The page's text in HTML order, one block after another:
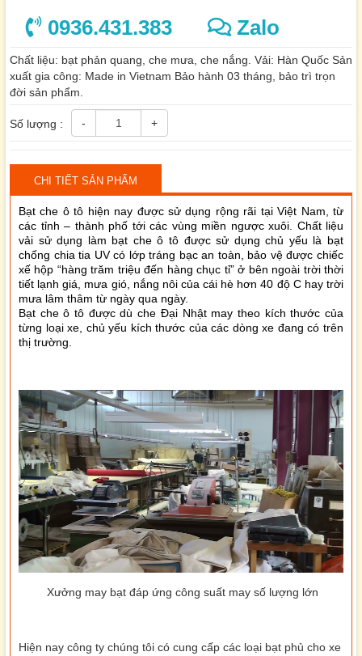
0936.431.383 Zalo
Chất liệu: bạt phản quang, che mưa, che nắng. Vải: Hàn Quốc Sản
xuất gia công: Made in Vietnam Bảo hành 03 tháng, bảo trì trọn
đời sản phẩm.
Số lượng : - +
CHI TIẾT SẢN PHẨM
Bạt che ô tô hiện nay được sử dụng rộng rãi tại Việt Nam, từ
các tỉnh – thành phố tới các vùng miền ngược xuôi. Chất liệu
vải sử dụng làm bạt che ô tô được sử dụng chủ yếu là bạt
chống chia tia UV có lớp tráng bạc an toàn, bảo vệ được chiếc
xế hộp “hàng trăm triệu đến hàng chục tỉ” ở bên ngoài trời thời
tiết lạnh giá, mưa gió, nắng nôi của cái hè hơn 40 độ C hay trời
mưa lâm thâm từ ngày qua ngày.
Bạt che ô tô được dù che Đại Nhật may theo kích thước của
từng loại xe, chủ yếu kích thước của các dòng xe đang có trên
thị trường.
Xưởng may bạt đáp ứng công suất may số lượng lớn
Hiện nay công ty chúng tôi có cung cấp các loại bạt phủ cho xe